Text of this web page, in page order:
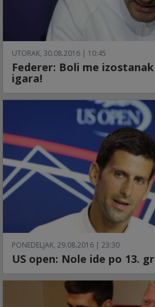
UTORAK, 30.08.2016 | 10:45
Federer: Boli me
igara!
PONEDELJAK, 29.08.2016 | 23:30
US open: Nole ide po 13.